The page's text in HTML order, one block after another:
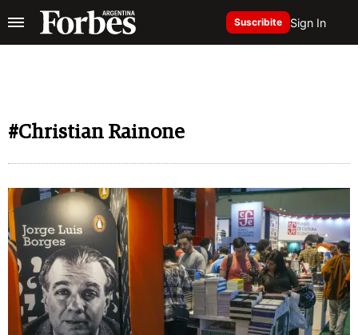
Suscribite Sign In
#Christian Rainone